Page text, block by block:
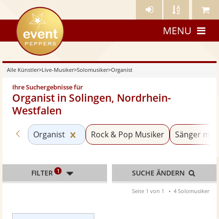
Künstler- Künstler Meine
eventpeppers
MENU
Alle Künstler>Live-Musiker>Solomusiker>Organist
Ihre Suchergebnisse für
Organist in Solingen, Nordrhein-
Westfalen
Zurück zu «Solomusiker»
Organist Kategorie «Organist» zurücksetzen
Rock & Pop Musiker Sänger mit
FILTER 1 SUCHE ÄNDERN
Seite 1 von 1 4 Solomusiker